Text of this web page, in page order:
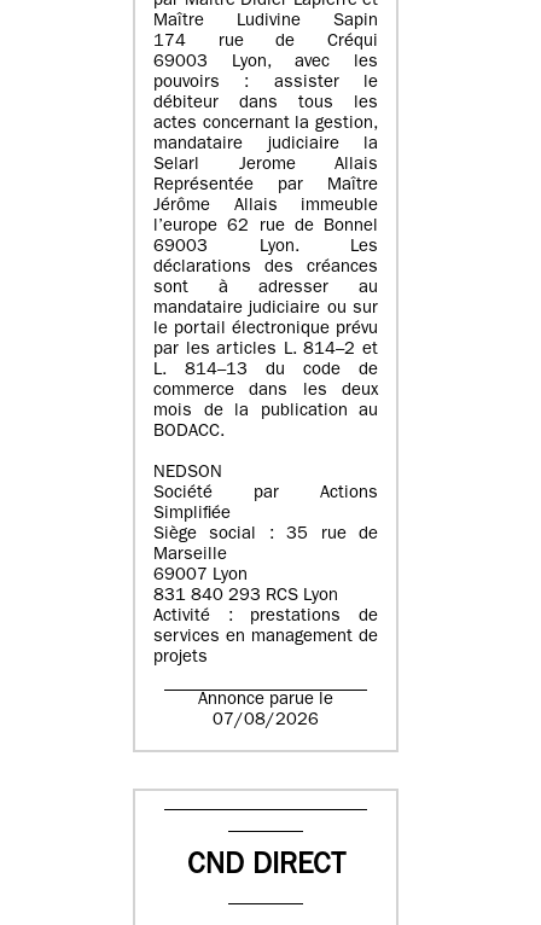
Maître Ludivine Sapin
174 rue de Créqui
69003 Lyon, avec les
pouvoirs : assister le
débiteur dans tous les
actes concernant la gestion,
mandataire judiciaire la
Selarl Jerome Allais
Représentée par Maître
Jérôme Allais immeuble
l’europe 62 rue de Bonnel
69003 Lyon. Les
déclarations des créances
sont à adresser au
mandataire judiciaire ou sur
le portail électronique prévu
par les articles L. 814–2 et
L. 814–13 du code de
commerce dans les deux
mois de la publication au
BODACC.
NEDSON
Société par Actions
Simplifiée
Siège social : 35 rue de
Marseille
69007 Lyon
831 840 293 RCS Lyon
Activité : prestations de
services en management de
projets
Annonce parue le
07/08/2026
CND DIRECT